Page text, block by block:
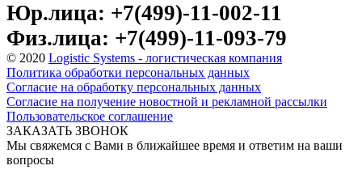
Юр.лица: +7(499)-11-002-11
Физ.лица: +7(499)-11-093-79
© 2020 Logistic Systems - логистическая компания
Политика обработки персональных данных
Согласие на обработку персональных данных
Согласие на получение новостной и рекламной рассылки
Пользовательское соглашение
ЗАКАЗАТЬ ЗВОНОК
Мы свяжемся с Вами в ближайшее время и ответим на ваши
вопросы